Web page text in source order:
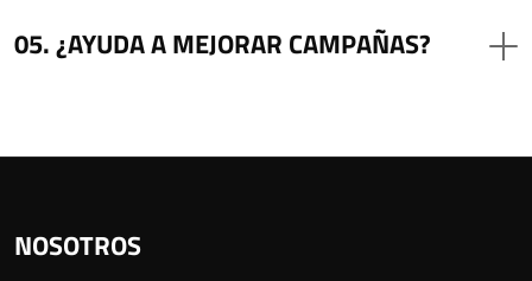
¿AYUDA A MEJORAR CAMPAÑAS?
NOSOTROS